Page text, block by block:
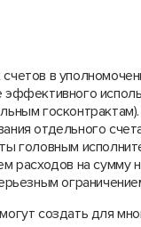
в
отдельного
головным
расходов на сумму
создать для